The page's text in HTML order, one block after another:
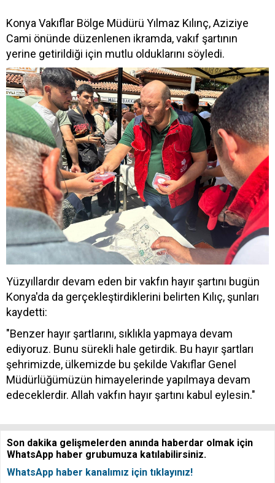
Konya Vakıflar Bölge Müdürü Yılmaz Kılınç, Aziziye
Cami önünde düzenlenen ikramda, vakıf şartının
yerine getirildiği için mutlu olduklarını söyledi.
Yüzyıllardır devam eden bir vakfın hayır şartını bugün
Konya'da da gerçekleştirdiklerini belirten Kılıç, şunları
kaydetti:
"Benzer hayır şartlarını, sıklıkla yapmaya devam
ediyoruz. Bunu sürekli hale getirdik. Bu hayır şartları
şehrimizde, ülkemizde bu şekilde Vakıflar Genel
Müdürlüğümüzün himayelerinde yapılmaya devam
edeceklerdir. Allah vakfın hayır şartını kabul eylesin."
Son dakika gelişmelerden anında haberdar olmak için
WhatsApp haber grubumuza katılabilirsiniz.
WhatsApp haber kanalımız için tıklayınız!